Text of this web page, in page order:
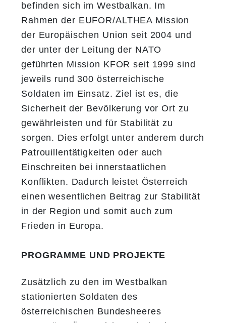
befinden sich im Westbalkan. Im
Rahmen der EUFOR/ALTHEA Mission
der Europäischen Union seit 2004 und
der unter der Leitung der NATO
geführten Mission KFOR seit 1999 sind
jeweils rund 300 österreichische
Soldaten im Einsatz. Ziel ist es, die
Sicherheit der Bevölkerung vor Ort zu
gewährleisten und für Stabilität zu
sorgen. Dies erfolgt unter anderem durch
Patrouillentätigkeiten oder auch
Einschreiten bei innerstaatlichen
Konflikten. Dadurch leistet Österreich
einen wesentlichen Beitrag zur Stabilität
in der Region und somit auch zum
Frieden in Europa.
PROGRAMME UND PROJEKTE
Zusätzlich zu den im Westbalkan
stationierten Soldaten des
österreichischen Bundesheeres